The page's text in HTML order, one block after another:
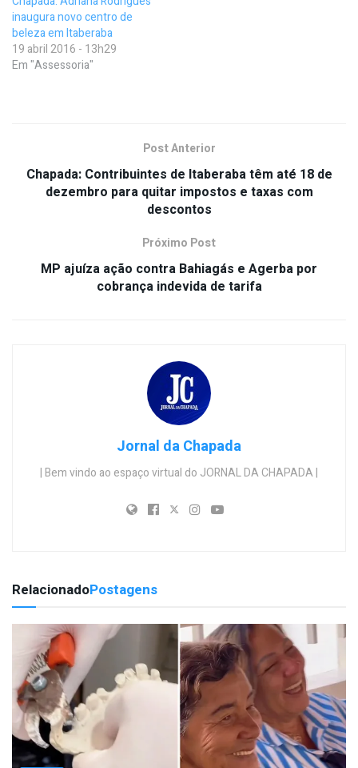
inaugura novo centro de
beleza em Itaberaba
19 abril 2016 - 13h29
Em "Assessoria"
Post Anterior
Chapada: Contribuintes de Itaberaba têm até 18 de
dezembro para quitar impostos e taxas com
descontos
Próximo Post
MP ajuíza ação contra Bahiagás e Agerba por
cobrança indevida de tarifa
Jornal da Chapada
| Bem vindo ao espaço virtual do JORNAL DA CHAPADA |
RelacionadoPostagens